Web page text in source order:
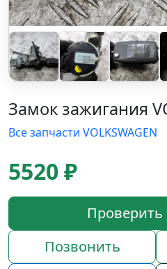
Замок зажигания
Все запчасти VOLKSWAGEN
5520 ₽
Позвонить